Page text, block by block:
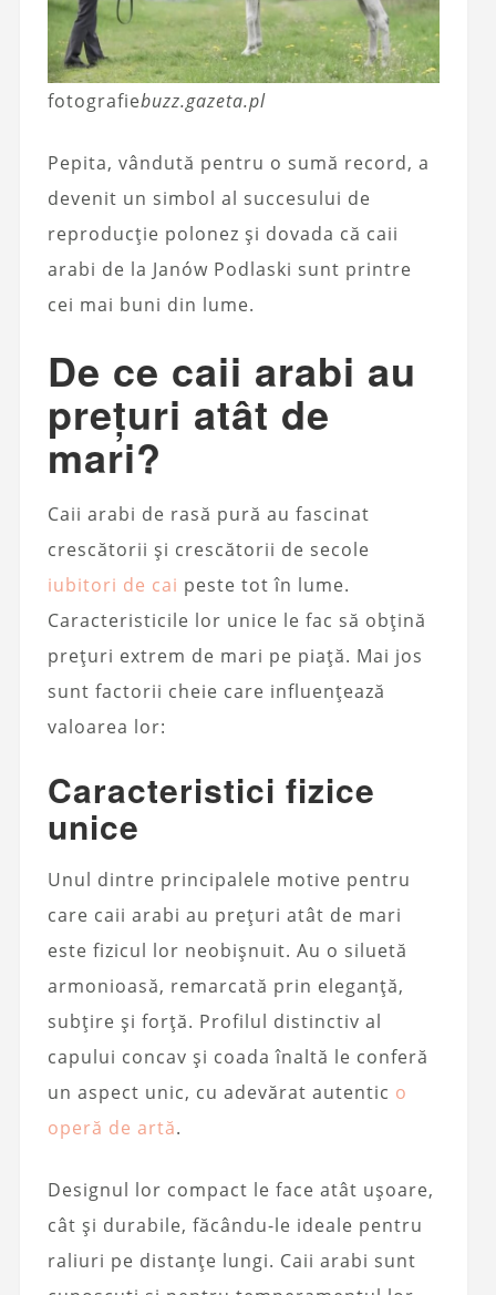
fotografiebuzz.gazeta.pl
Pepita, vândută pentru o sumă record, a
devenit un simbol al succesului de
reproducție polonez și dovada că caii
arabi de la Janów Podlaski sunt printre
cei mai buni din lume.
De ce caii arabi au
prețuri atât de
mari?
Caii arabi de rasă pură au fascinat
crescătorii și crescătorii de secole
iubitori de cai peste tot în lume.
Caracteristicile lor unice le fac să obțină
prețuri extrem de mari pe piață. Mai jos
sunt factorii cheie care influențează
valoarea lor:
Caracteristici fizice
unice
Unul dintre principalele motive pentru
care caii arabi au prețuri atât de mari
este fizicul lor neobișnuit. Au o siluetă
armonioasă, remarcată prin eleganță,
subțire și forță. Profilul distinctiv al
capului concav și coada înaltă le conferă
un aspect unic, cu adevărat autentic o
operă de artă.
Designul lor compact le face atât ușoare,
cât și durabile, făcându-le ideale pentru
raliuri pe distanțe lungi. Caii arabi sunt